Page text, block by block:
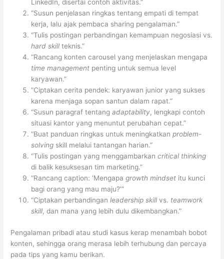
LinkedIn, disertai contoh aktivitas.”
“Susun penjelasan ringkas tentang empati di tempat
kerja, lalu ajak pembaca sharing pengalaman.”
“Tulis postingan perbandingan kemampuan negosiasi vs.
hard skill teknis.”
“Rancang konten carousel yang menjelaskan mengapa
time management penting untuk semua level
karyawan.”
“Ciptakan cerita pendek: karyawan junior yang sukses
karena menjaga sopan santun dalam rapat.”
“Susun paragraf tentangadaptability, lengkapi contoh
situasi kantor yang menuntut perubahan cepat.”
“Buat panduan ringkas untuk meningkatkanproblem-
solving skill melalui tantangan harian.”
“Tulis postingan yang menggambarkancritical thinking
di balik kesuksesan tim marketing.”
“Rancang caption: ‘Mengapagrowth mindset itu kunci
bagi orang yang mau maju?’”
“Ciptakan perbandinganleadership skill vs. teamwork
skill, dan mana yang lebih dulu dikembangkan.”
Pengalaman pribadi atau studi kasus kerap menambah bobot
konten, sehingga orang merasa lebih terhubung dan percaya
pada tips yang kamu berikan.